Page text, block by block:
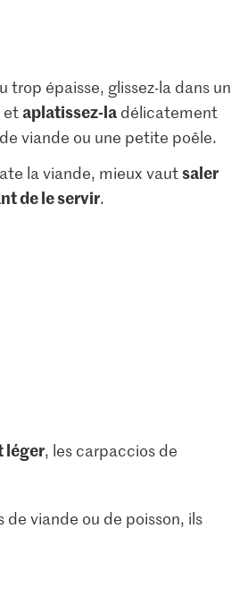
trop épaisse, glissez-la dans un
etaplatissez-la délicatement
viande ou une petite poêle.
la viande, mieux vaut saler
de le servir.
léger, les carpaccios de
viande ou de poisson, ils